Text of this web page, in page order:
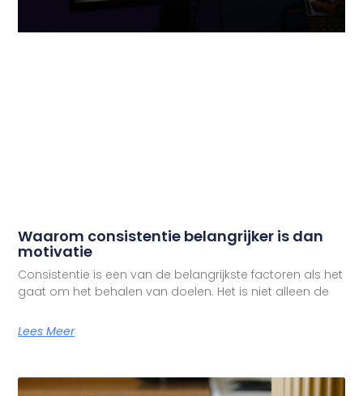
Waarom consistentie belangrijker is dan
motivatie
Consistentie is een van de belangrijkste factoren als het
gaat om het behalen van doelen. Het is niet alleen de
Lees Meer